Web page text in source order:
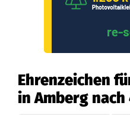
Ehrenzeichen
in Amberg nach